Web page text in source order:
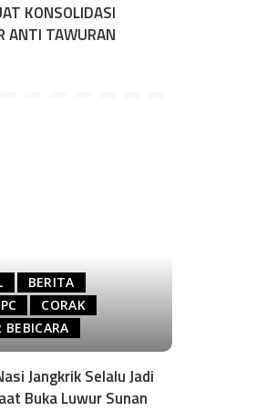
KONSOLIDASI
ANTI TAWURAN
BERITA
CORAK
BEBICARA
Jangkrik Selalu Jadi
Buka Luwur Sunan